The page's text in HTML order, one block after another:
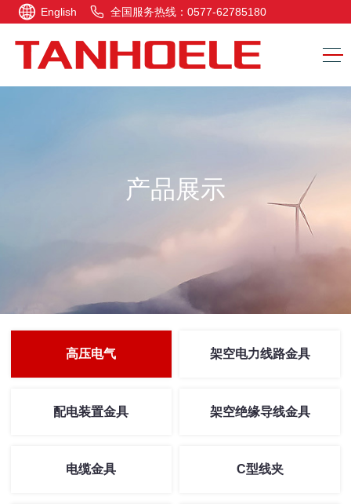
English 全国服务热线：0577-62785180
产品展示
高压电气 架空电力线路金具
配电装置金具 架空绝缘导线金具
电缆金具 C型线夹